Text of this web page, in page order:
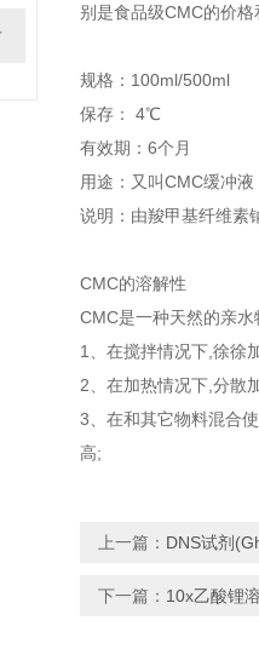
别是食品级CMC的价
规格：100ml/500ml
保存： 4℃
有效期：6个月
用途：又叫CMC缓冲
说明：由羧甲基纤维素
CMC的溶解性
CMC是一种天然的亲
1、在搅拌情况下,徐徐
2、在加热情况下,分散
3、在和其它物料混合
高;
上一篇： DNS试剂
下一篇： 10x乙酸锂